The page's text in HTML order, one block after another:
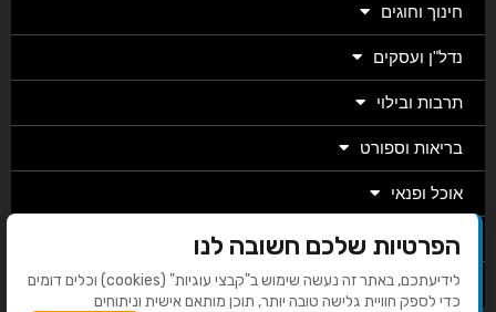
חינוך וחוגים
נדל"ן ועסקים
תרבות ובילוי
בריאות וספורט
אוכל ופנאי
מגזין
מערכת
הפרטיות שלכם חשובה לנו
לידיעתכם, באתר זה נעשה שימוש ב"קבצי עוגיות" (cookies) וכלים דומים
כדי לספק חוויית גלישה טובה יותר, תוכן מותאם אישית וניתוחים